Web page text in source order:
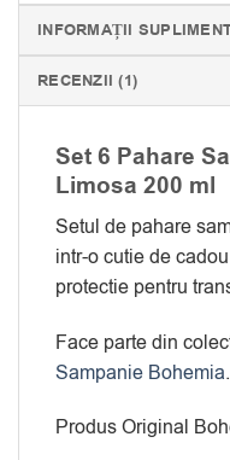
INFORMAȚII
RECENZII (1)
Set 6 Pahare
Limosa 200 ml
Setul de pahare
intr-o cutie de
protectie pentru
Face parte din
Sampanie Bohemia.
Produs Original